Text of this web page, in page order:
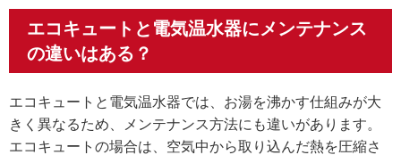
エコキュートと電気温水器にメンテナンス
の違いはある？
エコキュートと電気温水器では、お湯を沸かす仕組みが大
きく異なるため、メンテナンス方法にも違いがあります。
エコキュートの場合は、空気中から取り込んだ熱を圧縮さ